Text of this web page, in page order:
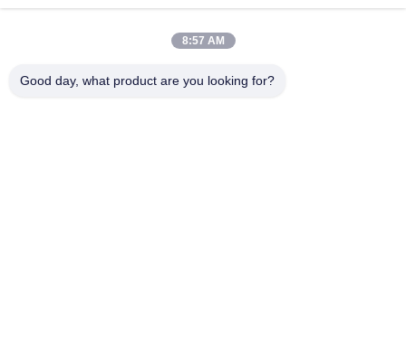
8:57 AM
Good day, what product are you looking for?